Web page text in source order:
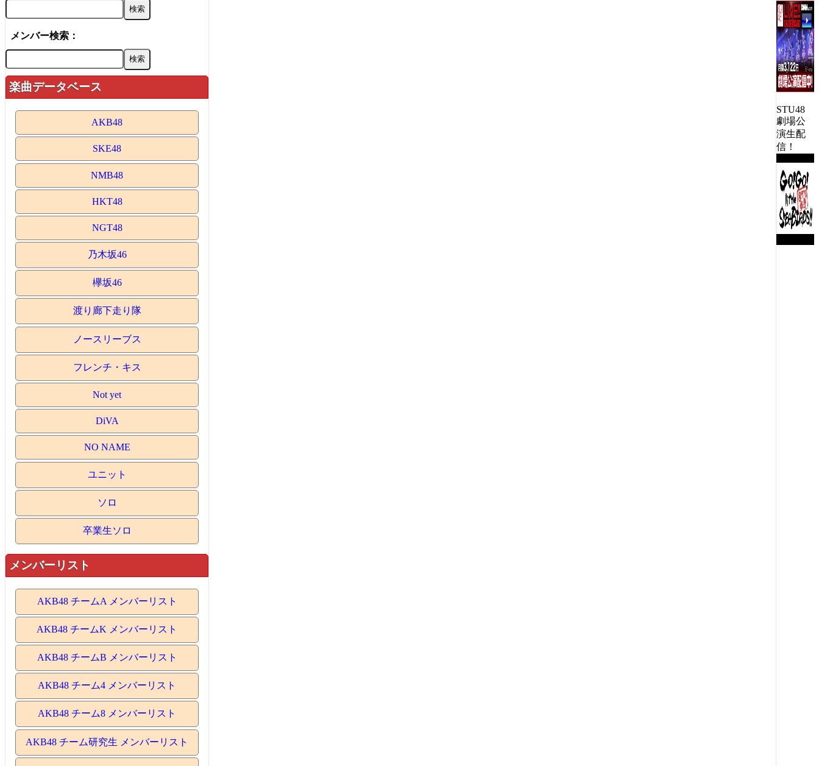
メンバー検索：
楽曲データベース
AKB48
SKE48
NMB48
HKT48
NGT48
乃木坂46
欅坂46
渡り廊下走り隊
ノースリーブス
フレンチ・キス
Not yet
DiVA
NO NAME
ユニット
ソロ
卒業生ソロ
メンバーリスト
AKB48 チームA メンバーリスト
AKB48 チームK メンバーリスト
AKB48 チームB メンバーリスト
AKB48 チーム4 メンバーリスト
AKB48 チーム8 メンバーリスト
AKB48 チーム研究生 メンバーリスト
STU48
劇場公
演生配
信！